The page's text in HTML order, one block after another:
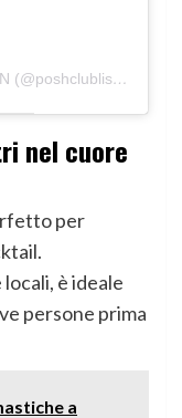
A post shared by POSH CLUB LISBON (@poshclublisbon)
nel cuore
per
è ideale
persone prima
a